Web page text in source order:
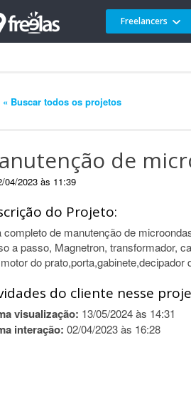
Freelancers
« Buscar todos os projetos
de
04/2023 às 11:39
do Projeto:
completo de manutenção de
a passo, Magnetron, transformador,
do prato,porta,gabinete,decipador
do cliente nesse
visualização: 13/05/2024 às 14:31
interação: 02/04/2023 às 16:28